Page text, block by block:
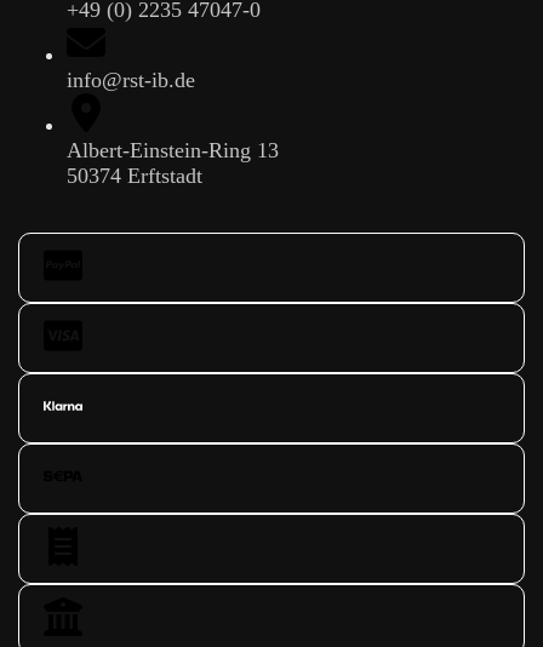
+49 (0) 2235 47047-0
info@rst-ib.de
Albert-Einstein-Ring 13
50374 Erftstadt